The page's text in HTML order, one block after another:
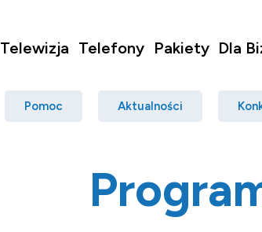
Telewizja Telefony Pakiety Dla
Pomoc Aktualności